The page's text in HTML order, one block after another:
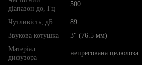
діапазон до, Гц
500
Чутливість, дБ
89
Звукова котушка
3" (76.5 мм)
Матеріал
дифузора
непресована целюлоза